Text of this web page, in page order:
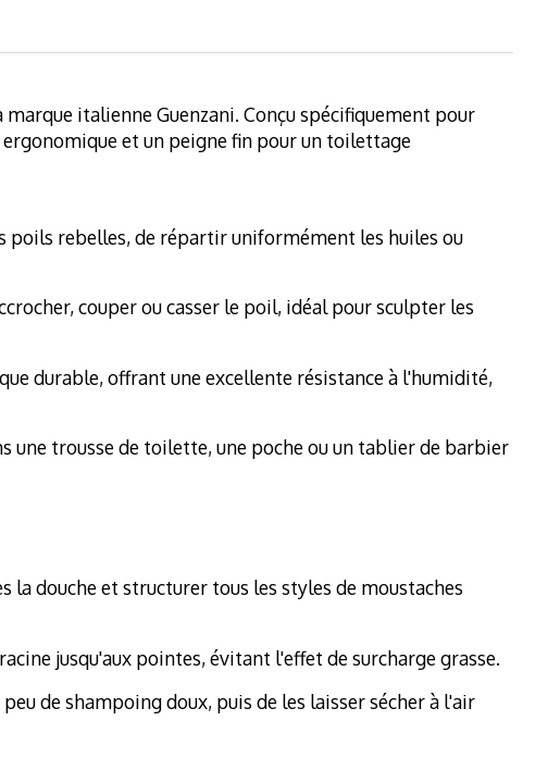
italienne Guenzani. Conçu spécifiquement pour
et un peigne fin pour un toilettage
poils rebelles, de répartir uniformément les huiles ou
couper ou casser le poil, idéal pour sculpter les
durable, offrant une excellente résistance à l'humidité,
une trousse de toilette, une poche ou un tablier de barbier
douche et structurer tous les styles de moustaches
jusqu'aux pointes, évitant l'effet de surcharge grasse.
de shampoing doux, puis de les laisser sécher à l'air